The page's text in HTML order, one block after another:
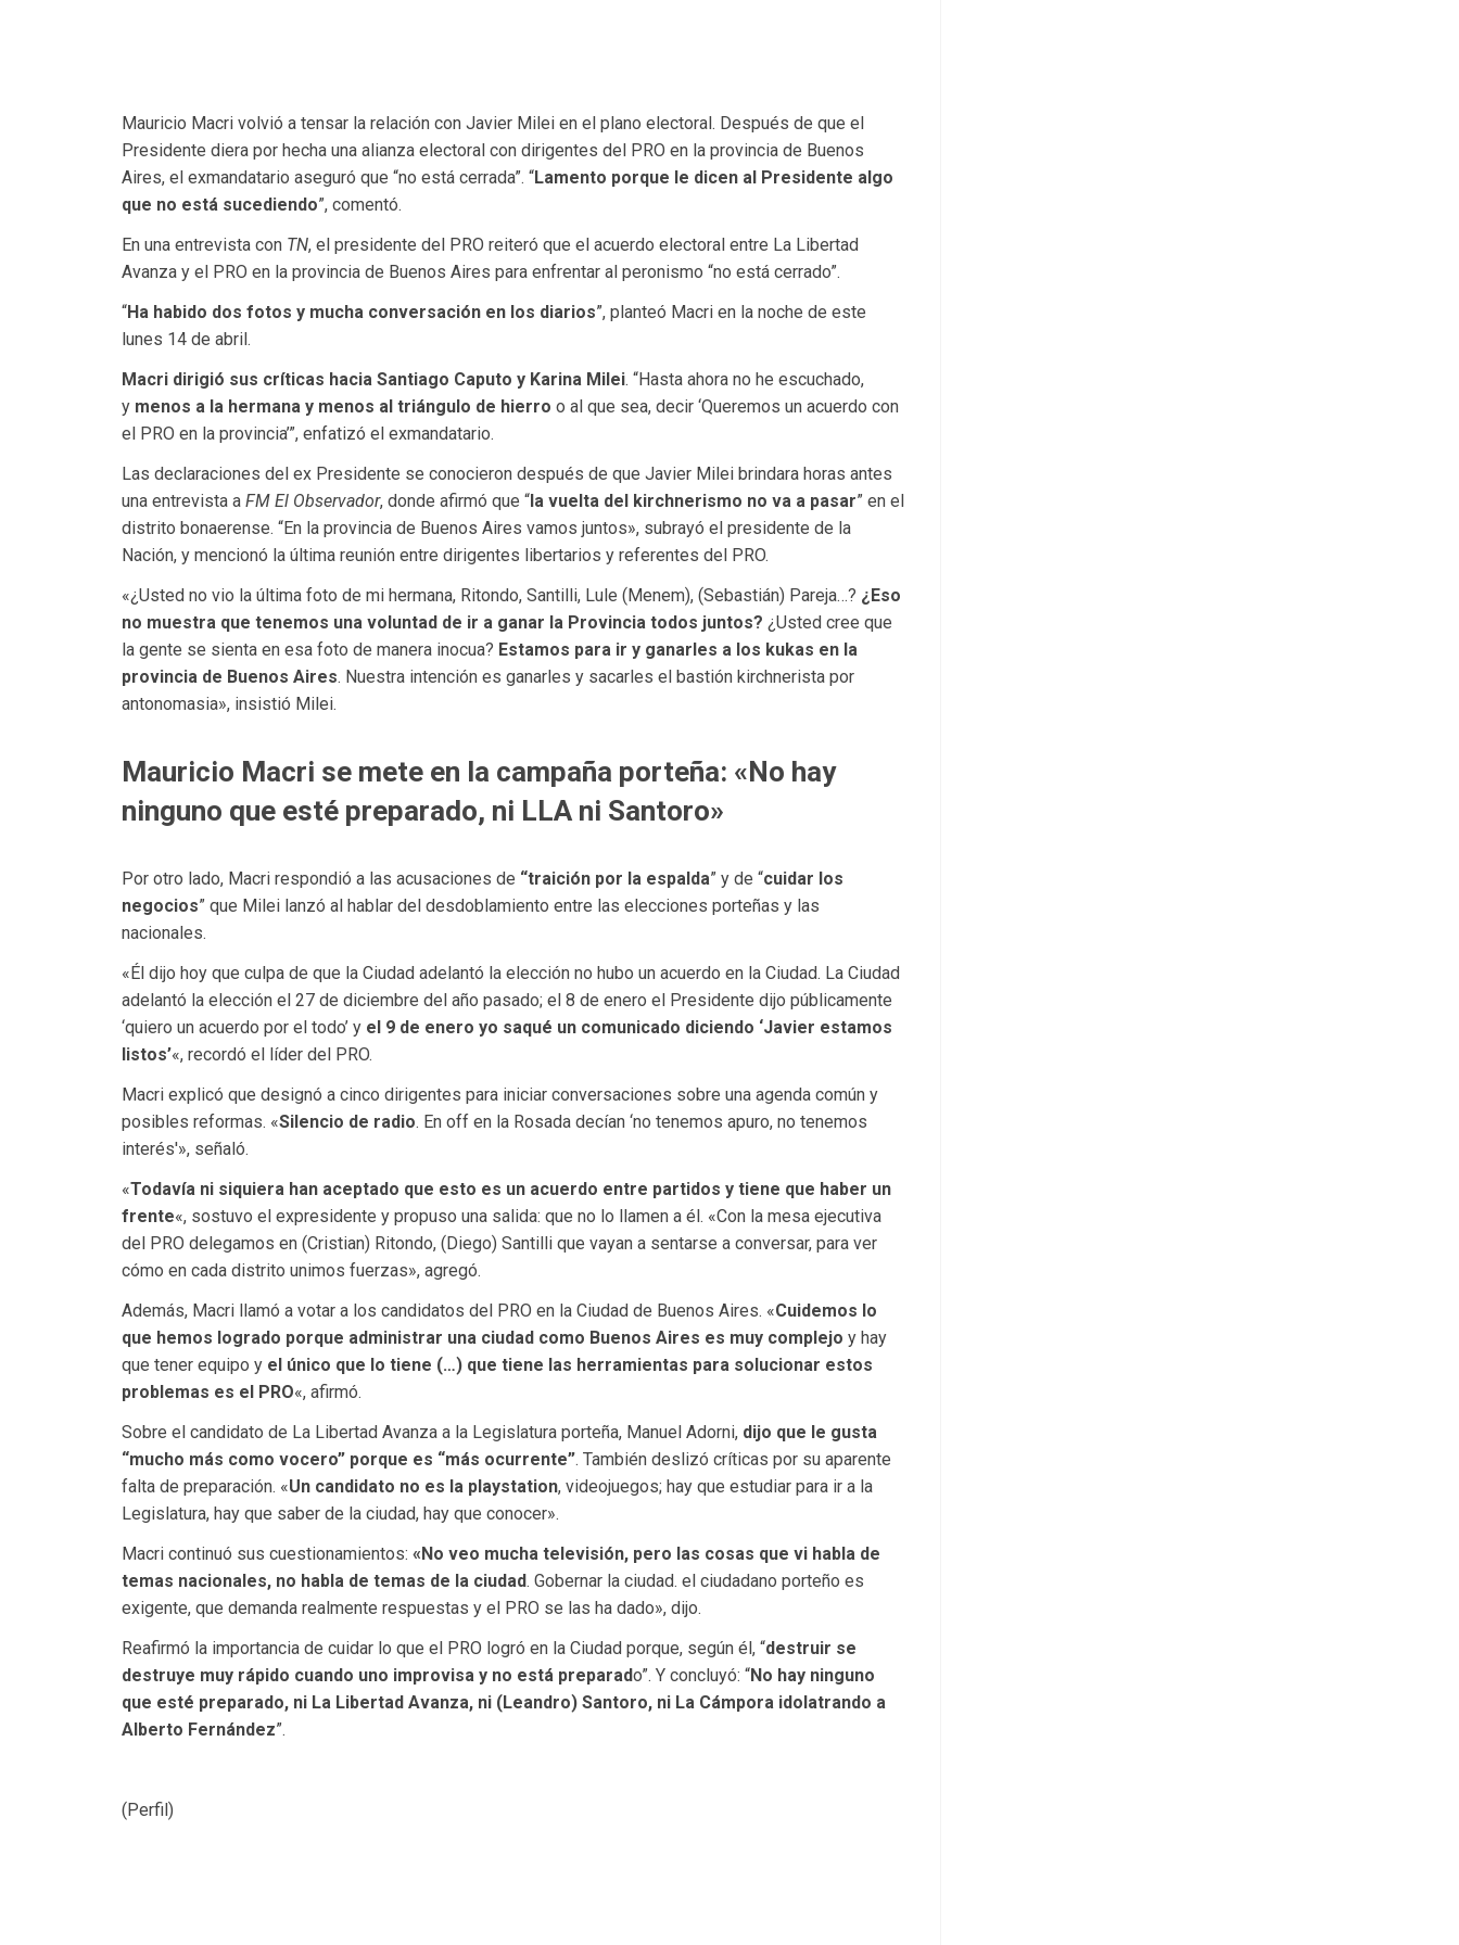
Mauricio Macri volvió a tensar la relación con Javier Milei en el plano electoral. Después de que el
Presidente diera por hecha una alianza electoral con dirigentes del PRO en la provincia de Buenos
Aires, el exmandatario aseguró que “no está cerrada”. “Lamento porque le dicen al Presidente algo
que no está sucediendo”, comentó.
En una entrevista con TN, el presidente del PRO reiteró que el acuerdo electoral entre La Libertad
Avanza y el PRO en la provincia de Buenos Aires para enfrentar al peronismo “no está cerrado”.
“Ha habido dos fotos y mucha conversación en los diarios”, planteó Macri en la noche de este
lunes 14 de abril.
Macri dirigió sus críticas hacia Santiago Caputo y Karina Milei. “Hasta ahora no he escuchado,
y menos a la hermana y menos al triángulo de hierro o al que sea, decir ‘Queremos un acuerdo con
el PRO en la provincia’”, enfatizó el exmandatario.
Las declaraciones del ex Presidente se conocieron después de que Javier Milei brindara horas antes
una entrevista a FM El Observador, donde afirmó que “la vuelta del kirchnerismo no va a pasar” en el
distrito bonaerense. “En la provincia de Buenos Aires vamos juntos», subrayó el presidente de la
Nación, y mencionó la última reunión entre dirigentes libertarios y referentes del PRO.
«¿Usted no vio la última foto de mi hermana, Ritondo, Santilli, Lule (Menem), (Sebastián) Pareja…? ¿Eso
no muestra que tenemos una voluntad de ir a ganar la Provincia todos juntos? ¿Usted cree que
la gente se sienta en esa foto de manera inocua? Estamos para ir y ganarles a los kukas en la
provincia de Buenos Aires. Nuestra intención es ganarles y sacarles el bastión kirchnerista por
antonomasia», insistió Milei.
Mauricio Macri se mete en la campaña porteña: «No hay
ninguno que esté preparado, ni LLA ni Santoro»
Por otro lado, Macri respondió a las acusaciones de “traición por la espalda” y de “cuidar los
negocios” que Milei lanzó al hablar del desdoblamiento entre las elecciones porteñas y las
nacionales.
«Él dijo hoy que culpa de que la Ciudad adelantó la elección no hubo un acuerdo en la Ciudad. La Ciudad
adelantó la elección el 27 de diciembre del año pasado; el 8 de enero el Presidente dijo públicamente
‘quiero un acuerdo por el todo’ y el 9 de enero yo saqué un comunicado diciendo ‘Javier estamos
listos’«, recordó el líder del PRO.
Macri explicó que designó a cinco dirigentes para iniciar conversaciones sobre una agenda común y
posibles reformas. «Silencio de radio. En off en la Rosada decían ‘no tenemos apuro, no tenemos
interés'», señaló.
«Todavía ni siquiera han aceptado que esto es un acuerdo entre partidos y tiene que haber un
frente«, sostuvo el expresidente y propuso una salida: que no lo llamen a él. «Con la mesa ejecutiva
del PRO delegamos en (Cristian) Ritondo, (Diego) Santilli que vayan a sentarse a conversar, para ver
cómo en cada distrito unimos fuerzas», agregó.
Además, Macri llamó a votar a los candidatos del PRO en la Ciudad de Buenos Aires. «Cuidemos lo
que hemos logrado porque administrar una ciudad como Buenos Aires es muy complejo y hay
que tener equipo y el único que lo tiene (…) que tiene las herramientas para solucionar estos
problemas es el PRO«, afirmó.
Sobre el candidato de La Libertad Avanza a la Legislatura porteña, Manuel Adorni, dijo que le gusta
“mucho más como vocero” porque es “más ocurrente”. También deslizó críticas por su aparente
falta de preparación. «Un candidato no es la playstation, videojuegos; hay que estudiar para ir a la
Legislatura, hay que saber de la ciudad, hay que conocer».
Macri continuó sus cuestionamientos: «No veo mucha televisión, pero las cosas que vi habla de
temas nacionales, no habla de temas de la ciudad. Gobernar la ciudad. el ciudadano porteño es
exigente, que demanda realmente respuestas y el PRO se las ha dado», dijo.
Reafirmó la importancia de cuidar lo que el PRO logró en la Ciudad porque, según él, “destruir se
destruye muy rápido cuando uno improvisa y no está preparado”. Y concluyó: “No hay ninguno
que esté preparado, ni La Libertad Avanza, ni (Leandro) Santoro, ni La Cámpora idolatrando a
Alberto Fernández”.
(Perfil)